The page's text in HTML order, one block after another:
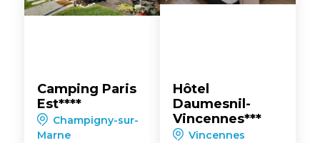
Camping Paris
Est****
Champigny-sur-
Marne
Hôtel
Daumesnil-
Vincennes***
Vincennes